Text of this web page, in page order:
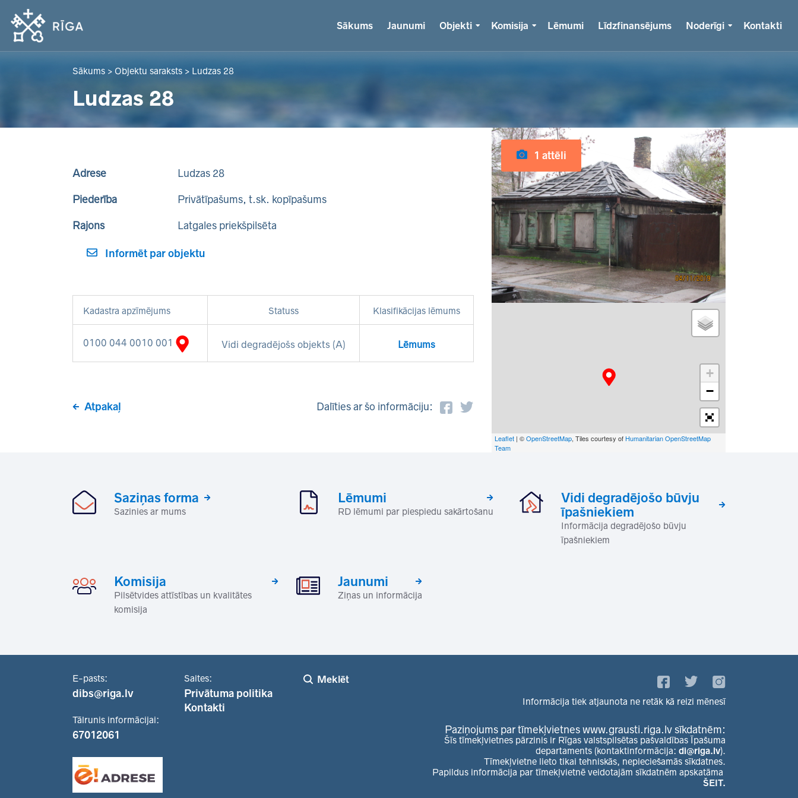
Sākums Jaunumi Objekti Komisija Lēmumi Līdzfinansējums Noderīgi Kontakti
Sākums > Objektu saraksts > Ludzas 28
Ludzas 28
Adrese Ludzas 28
Piederība Privātīpašums, t.sk. kopīpašums
Rajons Latgales priekšpilsēta
Informēt par objektu
Kadastra apzīmējums Statuss Klasifikācijas lēmums
0100 044 0010 001 Vidi degradējošs objekts (A) Lēmums
Atpakaļ Dalīties ar šo informāciju:
1 attēli
+
−
Leaflet | ©OpenStreetMap, Tiles courtesy of Humanitarian OpenStreetMap
Team
Saziņas forma
Sazinies ar mums
Lēmumi
RD lēmumi par piespiedu sakārtošanu
Vidi degradējošo būvju
īpašniekiem
Informācija degradējošo būvju
īpašniekiem
Komisija
Pilsētvides attīstības un kvalitātes
komisija
Jaunumi
Ziņas un informācija
E-pasts:
dibs@riga.lv
Tālrunis informācijai:
67012061
Saites:
Privātuma politika
Kontakti
Meklēt
Informācija tiek atjaunota ne retāk kā reizi mēnesī
Paziņojums par tīmekļvietnes www.grausti.riga.lv sīkdatnēm:
Šīs tīmekļvietnes pārzinis ir Rīgas valstspilsētas pašvaldības Īpašuma
departaments (kontaktinformācija: di@riga.lv).
Tīmekļvietne lieto tikai tehniskās, nepieciešamās sīkdatnes.
Papildus informācija par tīmekļvietnē veidotajām sīkdatnēm apskatāma
ŠEIT.